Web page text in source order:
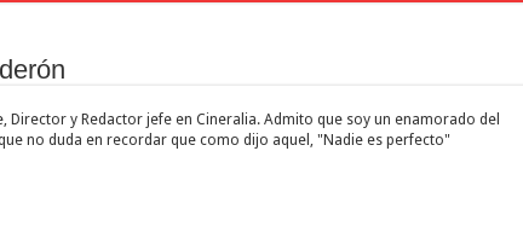
Director y Redactor jefe en Cineralia. Admito que soy un enamorado del
no duda en recordar que como dijo aquel, "Nadie es perfecto"